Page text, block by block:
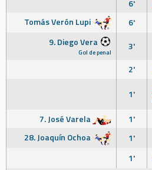
6'
Tomás Verón Lupi
6'
9. Diego Vera
Gol de penal
3'
2'
1'
7. José Varela
1'
28. Joaquín Ochoa
1'
1'